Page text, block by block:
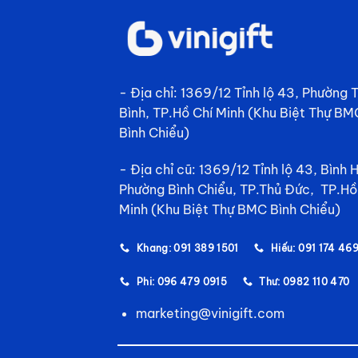
- Địa chỉ: 1369/12 Tỉnh lộ 43, Phường
Bình, TP.Hồ Chí Minh (Khu Biệt Thự
Bình Chiểu)
- Địa chỉ cũ: 1369/12 Tỉnh lộ 43, Bình
Phường Bình Chiểu, TP.Thủ Đức,
Minh (Khu Biệt Thự BMC Bình Chiểu)
Khang: 091 389 1501 Hiếu: 091 174
Phi: 096 479 0915 Thư: 0982 110 470
marketing@vinigift.com